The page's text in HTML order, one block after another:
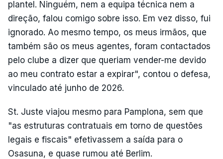
plantel. Ninguém, nem a equipa técnica nem a
direção, falou comigo sobre isso. Em vez disso, fui
ignorado. Ao mesmo tempo, os meus irmãos, que
também são os meus agentes, foram contactados
pelo clube a dizer que queriam vender-me devido
ao meu contrato estar a expirar", contou o defesa,
vinculado até junho de 2026.
St. Juste viajou mesmo para Pamplona, sem que
"as estruturas contratuais em torno de questões
legais e fiscais" efetivassem a saída para o
Osasuna, e quase rumou até Berlim.